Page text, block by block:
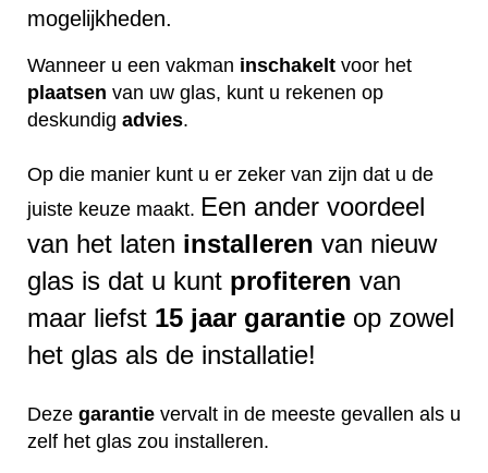
mogelijkheden.
Wanneer u een vakman inschakelt voor het
plaatsen van uw glas, kunt u rekenen op
deskundig advies.
Op die manier kunt u er zeker van zijn dat u de
juiste keuze maakt. Een ander voordeel
van het laten installeren van nieuw
glas is dat u kunt profiteren van
maar liefst 15 jaar garantie op zowel
het glas als de installatie!
Deze garantie vervalt in de meeste gevallen als u
zelf het glas zou installeren.